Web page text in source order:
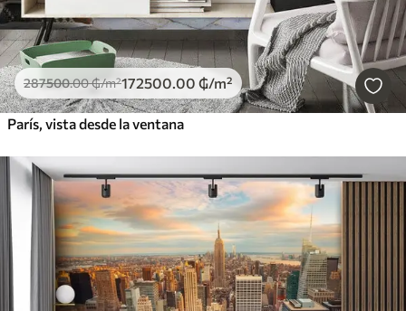
287500.00₲/m²172500 .00 ₲/m²
París, vista desde la ventana